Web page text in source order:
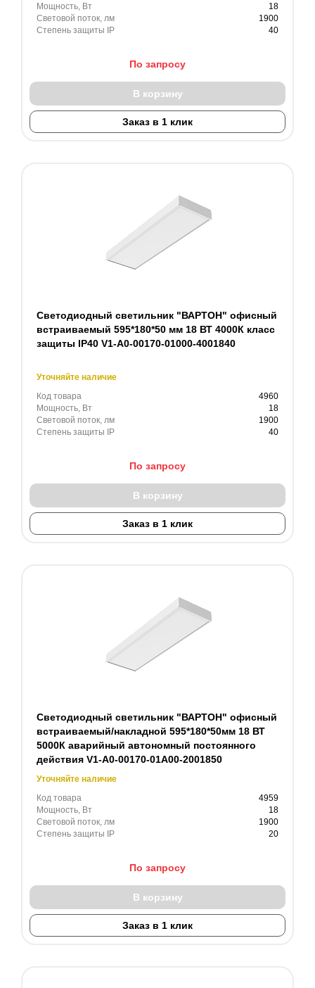
Мощность, Вт
18
Световой поток, лм
1900
Степень защиты IP
40
По запросу
В корзину
Заказ в 1 клик
Светодиодный светильник "ВАРТОН" офисный
встраиваемый 595*180*50 мм 18 ВТ 4000К класс
защиты IP40 V1-A0-00170-01000-4001840
Уточняйте наличие
Код товара
4960
Мощность, Вт
18
Световой поток, лм
1900
Степень защиты IP
40
По запросу
В корзину
Заказ в 1 клик
Светодиодный светильник "ВАРТОН" офисный
встраиваемый/накладной 595*180*50мм 18 ВТ
5000К аварийный автономный постоянного
действия V1-A0-00170-01A00-2001850
Уточняйте наличие
Код товара
4959
Мощность, Вт
18
Световой поток, лм
1900
Степень защиты IP
20
По запросу
В корзину
Заказ в 1 клик